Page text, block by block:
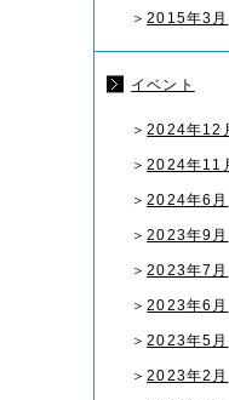
＞2015年3月
イベント
＞2024年12
＞2024年11
＞2024年6月
＞2023年9月
＞2023年7月
＞2023年6月
＞2023年5月
＞2023年2月